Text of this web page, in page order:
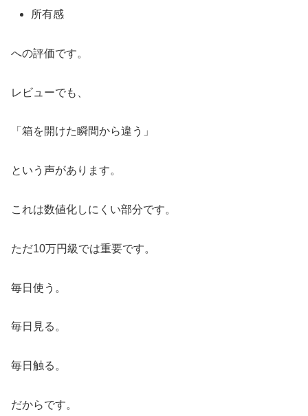
所有感
への評価です。
レビューでも、
「箱を開けた瞬間から違う」
という声があります。
これは数値化しにくい部分です。
ただ10万円級では重要です。
毎日使う。
毎日見る。
毎日触る。
だからです。